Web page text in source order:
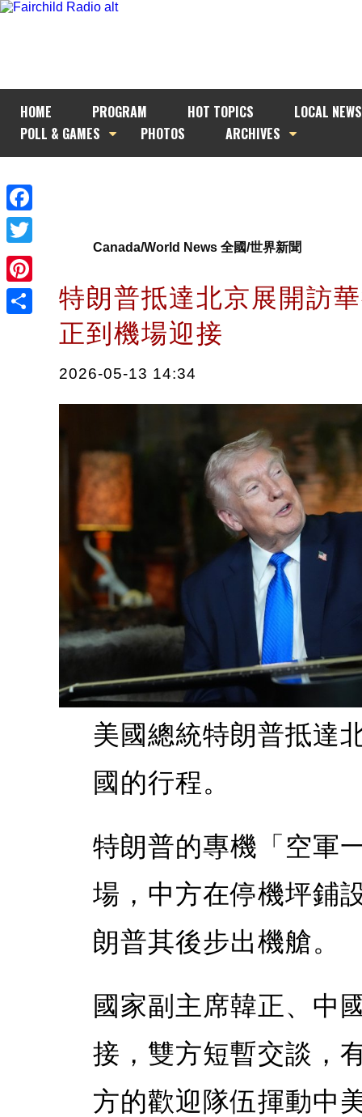
HOME PROGRAM HOT TOPICS
LOCAL NEWS
POLL & GAMES
PHOTOS ARCHIVES
Facebook
Twitter
Pinterest
Canada/World News 全國/世界新聞
特朗普抵達北京展開訪
正到機場迎接
2026-05-13 14:34
美國總統特朗普抵達
國的行程。
特朗普的專機「空軍
場，中方在停機坪鋪
朗普其後步出機艙。
國家副主席韓正、中
接，雙方短暫交談，
方的歡迎隊伍揮動中